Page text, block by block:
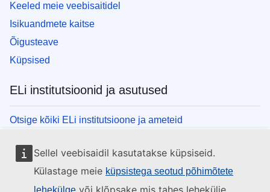
Sellel veebisaidil kasutatakse küpsiseid.
Külastage meie küpsistega seotud põhimõtete
lehekülge või klõpsake mis tahes lehekülje
Keeled meie veebisaitidel
Isikuandmete kaitse
Õigusteave
Küpsised
ELi institutsioonid ja asutused
Otsige kõiki ELi institutsioone ja ameteid